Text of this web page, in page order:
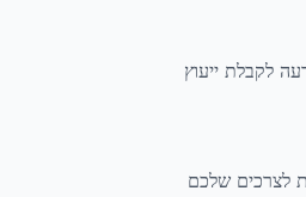
לקבלת ייעוץ
לצרכים שלכם